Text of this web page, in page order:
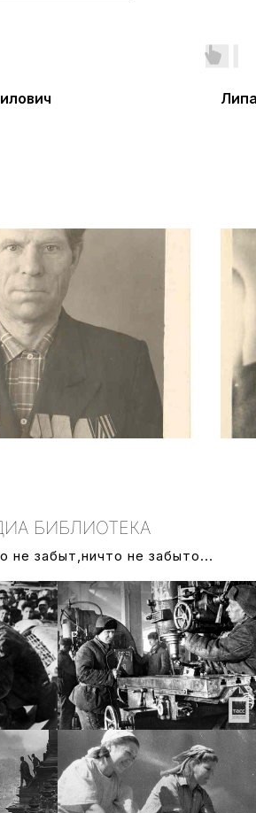
БИБЛИОТЕКА
не забыт,ничто не забыто...